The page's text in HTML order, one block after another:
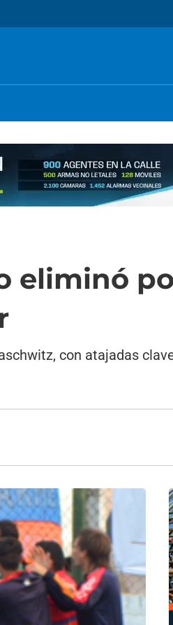
eliminó
con atajadas